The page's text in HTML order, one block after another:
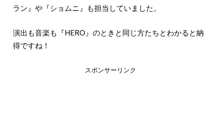
ラン』や『ショムニ』も担当していました。
演出も音楽も『HERO』のときと同じ方たちとわかると納
得ですね！
スポンサーリンク